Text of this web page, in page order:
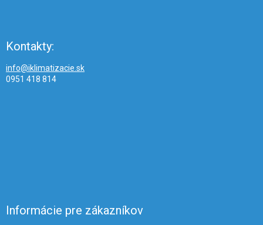
Kontakty:
info@iklimatizacie.sk
0951 418 814
Informácie pre zákazníkov